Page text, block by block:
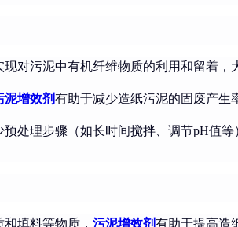
现对污泥中有机纤维物质的利用和留着，
泥增效剂有助于减少造纸污泥的固废产生
处理步骤（如长时间搅拌、调节pH值
填料等物质， 污泥增效剂有助于提高造